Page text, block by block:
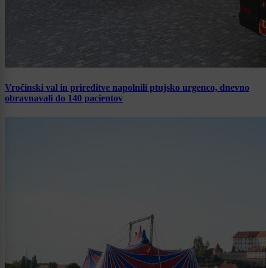
Vročinski val in prireditve napolnili ptujsko urgenco, dnevno
obravnavali do 140 pacientov